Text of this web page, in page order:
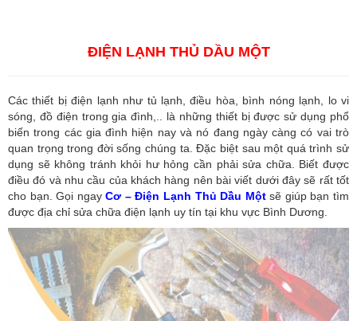
ĐIỆN LẠNH THỦ DẦU MỘT
Các thiết bị điện lạnh như tủ lạnh, điều hòa, bình nóng lạnh, lo vi
sóng, đồ điện trong gia đình,.. là những thiết bị được sử dụng phổ
biến trong các gia đình hiện nay và nó đang ngày càng có vai trò
quan trọng trong đời sống chúng ta. Đặc biệt sau một quá trình sử
dụng sẽ không tránh khỏi hư hỏng cần phải sửa chữa. Biết được
điều đó và nhu cầu của khách hàng nên bài viết dưới đây sẽ rất tốt
cho bạn. Gọi ngayCơ – Điện Lạnh Thủ Dầu Một sẽ giúp bạn tìm
được địa chỉ sửa chữa điện lạnh uy tín tại khu vực Bình Dương.